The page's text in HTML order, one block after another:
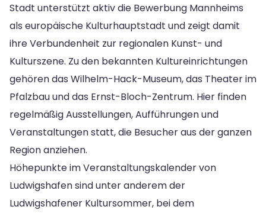
Stadt unterstützt aktiv die Bewerbung Mannheims
als europäische Kulturhauptstadt und zeigt damit
ihre Verbundenheit zur regionalen Kunst- und
Kulturszene. Zu den bekannten Kultureinrichtungen
gehören das Wilhelm-Hack-Museum, das Theater im
Pfalzbau und das Ernst-Bloch-Zentrum. Hier finden
regelmäßig Ausstellungen, Aufführungen und
Veranstaltungen statt, die Besucher aus der ganzen
Region anziehen.
Höhepunkte im Veranstaltungskalender von
Ludwigshafen sind unter anderem der
Ludwigshafener Kultursommer, bei dem